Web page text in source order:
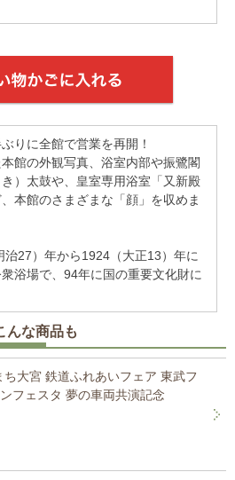
りに全館で営業を再開！
館の外観写真、浴室内部や振鷺閣
き）太鼓や、皇室専用浴室「又新殿
本館のさまざまな「顔」を収めま
27）年から1924（大正13）年に
浴場で、94年に国の重要文化財に
んな商品も
ち大宮 鉄道ふれあいフェア 東武フ
ンフェスタ 夢の車両共演記念